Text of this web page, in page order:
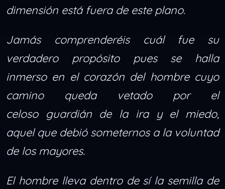
dimensión está fuera de este plano.
Jamás comprenderéis cuál fue su
verdadero propósito pues se halla
inmerso en el corazón del hombre cuyo
camino queda vetado por el
celoso guardián de la ira y el miedo,
aquel que debió someternos a la voluntad
de los mayores.
El hombre lleva dentro de sí la semilla de